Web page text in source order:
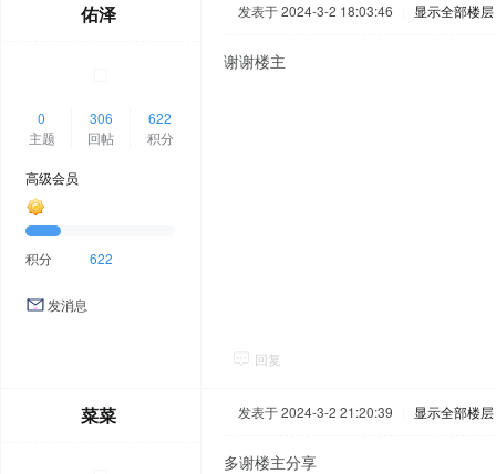
佑泽
0
主题
306
回帖
622
积分
高级会员
积分 622
发消息
发表于 2024-3-2 18:03:46 显示全部楼层
谢谢楼主
回复
菜菜 发表于 2024-3-2 21:20:39 显示全部楼层
多谢楼主分享